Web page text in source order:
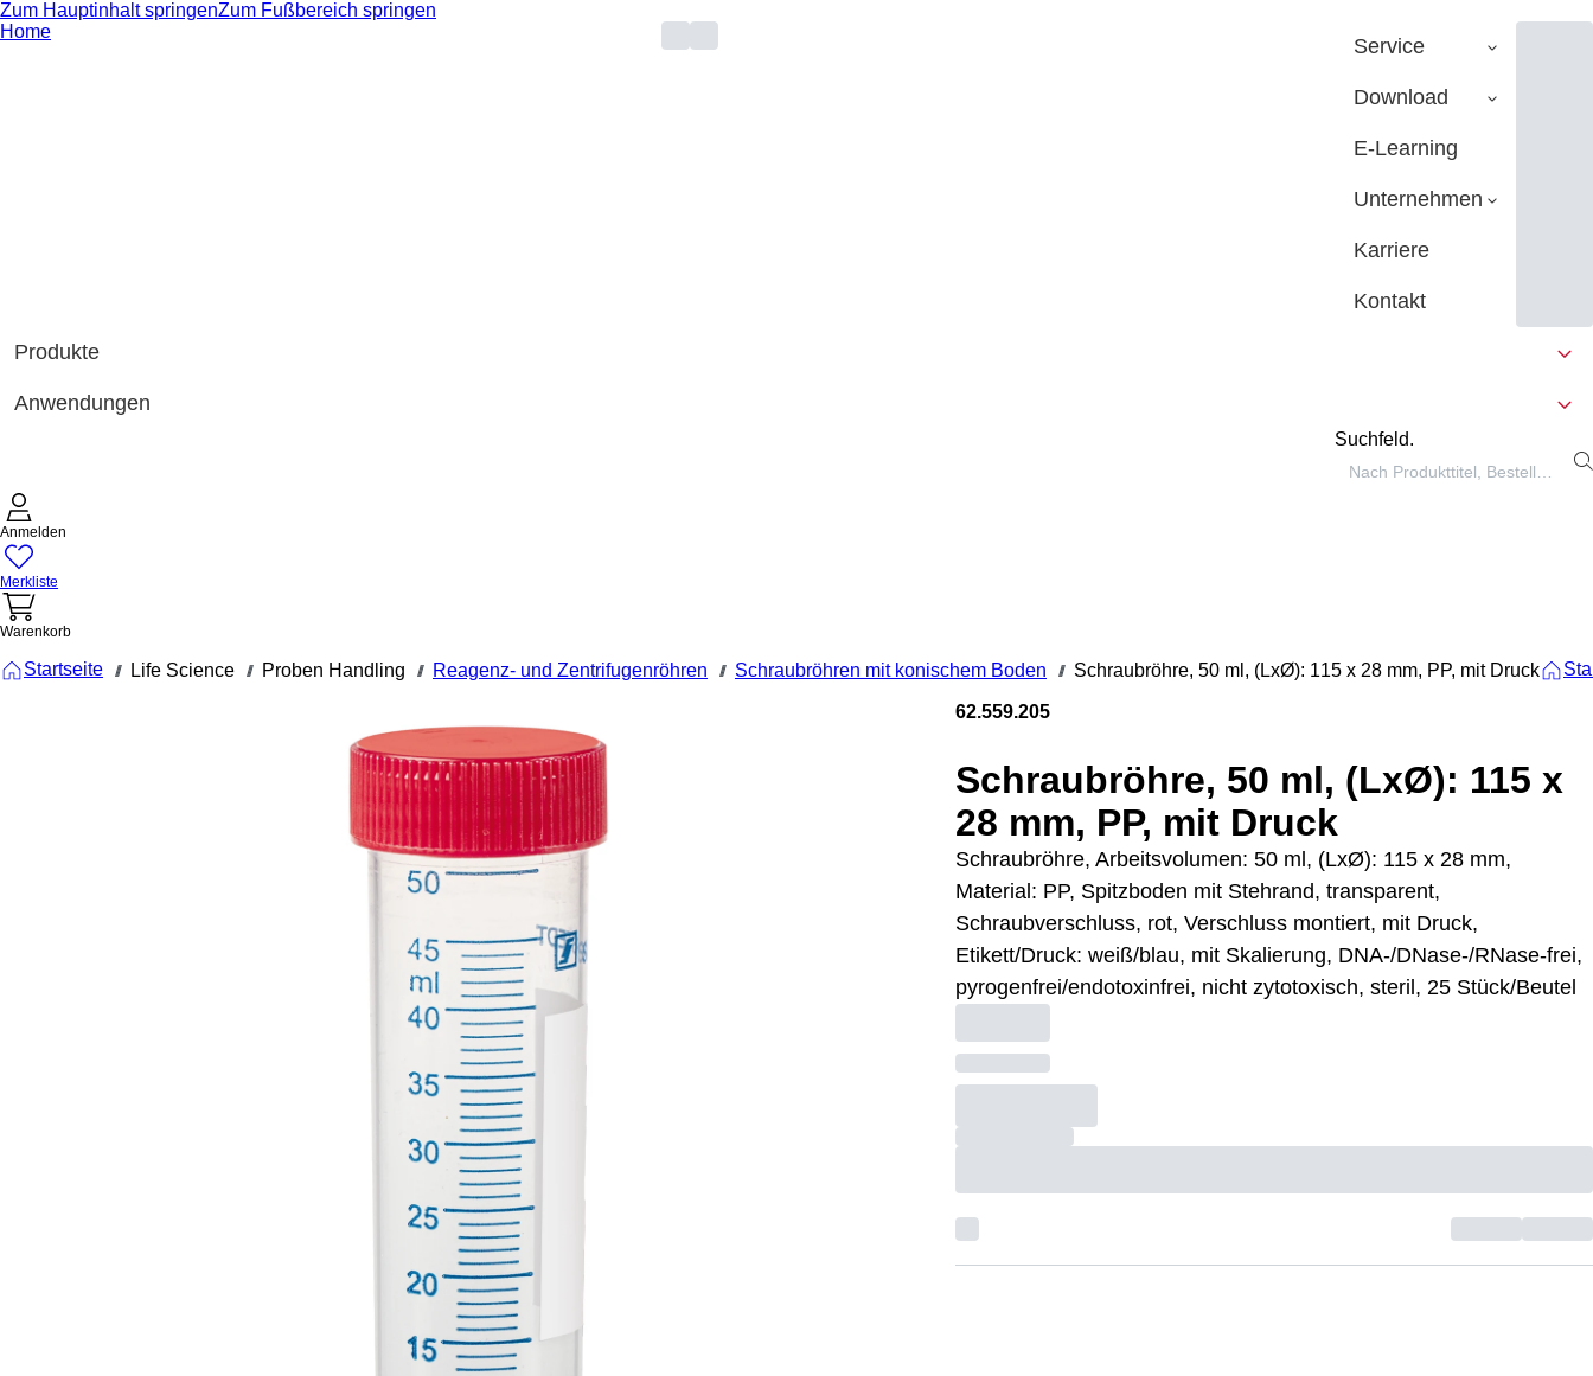
Zum Hauptinhalt springenZum Fußbereich springen
Home
Service
Download
E-Learning
Unternehmen
Karriere
Kontakt
Produkte
Anwendungen
Suchfeld.
Anmelden
Merkliste
Warenkorb
Startseite /// Life Science /// Proben Handling /// Reagenz- und Zentrifugenröhren /// Schraubröhren mit konischem Boden /// Schraubröhre, 50 ml, (LxØ): 115 x 28 mm, PP, mit Druck
62.559.205
Schraubröhre, 50 ml, (LxØ): 115 x
28 mm, PP, mit Druck
Schraubröhre, Arbeitsvolumen: 50 ml, (LxØ): 115 x 28 mm,
Material: PP, Spitzboden mit Stehrand, transparent,
Schraubverschluss, rot, Verschluss montiert, mit Druck,
Etikett/Druck: weiß/blau, mit Skalierung, DNA-/DNase-/RNase-frei,
pyrogenfrei/endotoxinfrei, nicht zytotoxisch, steril, 25 Stück/Beutel